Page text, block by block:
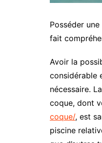
Posséder
fait
Avoir la
considérable
nécessaire.
coque, dont
coque/, est
piscine